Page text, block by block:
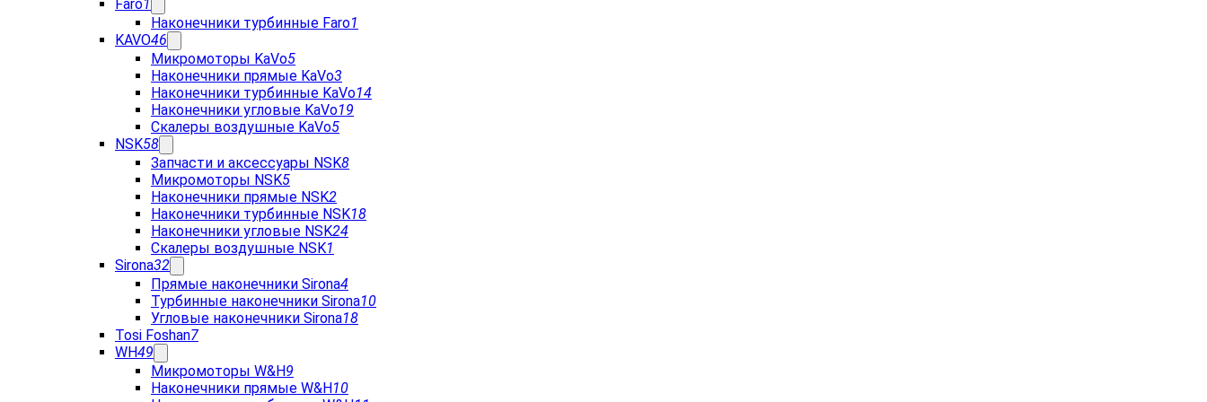
Faro1
Наконечники турбинные Faro1
KAVO46
Микромоторы KaVo5
Наконечники прямые KaVo3
Наконечники турбинные KaVo14
Наконечники угловые KaVo19
Скалеры воздушные KaVo5
NSK58
Запчасти и аксессуары NSK8
Микромоторы NSK5
Наконечники прямые NSK2
Наконечники турбинные NSK18
Наконечники угловые NSK24
Скалеры воздушные NSK1
Sirona32
Прямые наконечники Sirona4
Турбинные наконечники Sirona10
Угловые наконечники Sirona18
Tosi Foshan7
WH49
Микромоторы W&H9
Наконечники прямые W&H10